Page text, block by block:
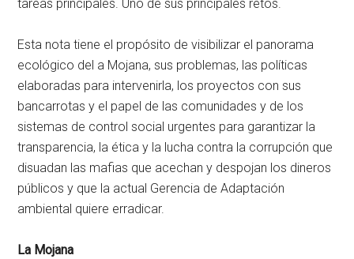
tareas principales. Uno de sus principales retos.
Esta nota tiene el propósito de visibilizar el panorama
ecológico del a Mojana, sus problemas, las políticas
elaboradas para intervenirla, los proyectos con sus
bancarrotas y el papel de las comunidades y de los
sistemas de control social urgentes para garantizar la
transparencia, la ética y la lucha contra la corrupción que
disuadan las mafias que acechan y despojan los dineros
públicos y que la actual Gerencia de Adaptación
ambiental quiere erradicar.
La Mojana